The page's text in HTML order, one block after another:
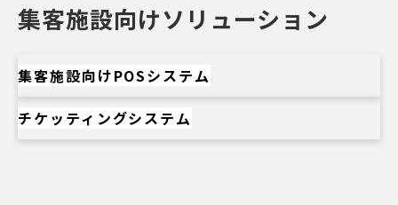
集客施設向けソリューション
集客施設向けPOSシステム
チケッティングシステム